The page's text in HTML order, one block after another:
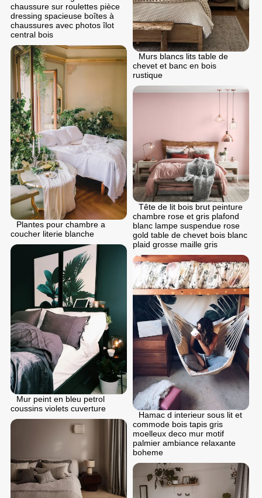
chaussure sur roulettes pièce
dressing spacieuse boîtes à
chaussures avec photos îlot
central bois
Murs blancs lits table de
chevet et banc en bois
rustique
Plantes pour chambre a
coucher literie blanche
Tête de lit bois brut peinture
chambre rose et gris plafond
blanc lampe suspendue rose
gold table de chevet bois blanc
plaid grosse maille gris
Mur peint en bleu petrol
coussins violets cuverture
Hamac d interieur sous lit et
commode bois tapis gris
moelleux deco mur motif
palmier ambiance relaxante
boheme